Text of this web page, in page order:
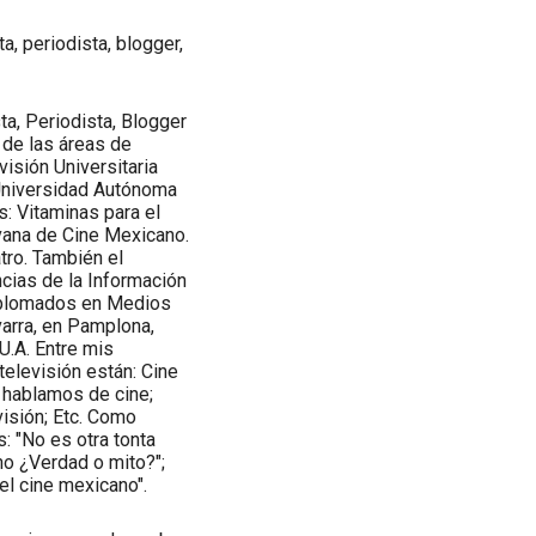
periodista, blogger,
Periodista, Blogger
las áreas de
Universitaria
Autónoma
Vitaminas para el
de Cine Mexicano.
También el
de la Información
en Medios
en Pamplona,
Entre mis
están: Cine
de cine;
Etc. Como
"No es otra tonta
¿Verdad o mito?";
cine mexicano".